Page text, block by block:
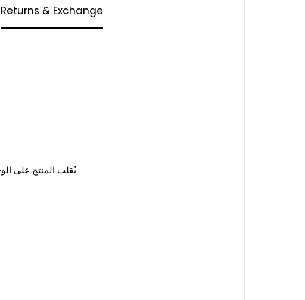
Returns & Exchange
يُقلب المنتج على الوجه الداخلي قبل الغسيل للحفاظ على اللون والطباعة.